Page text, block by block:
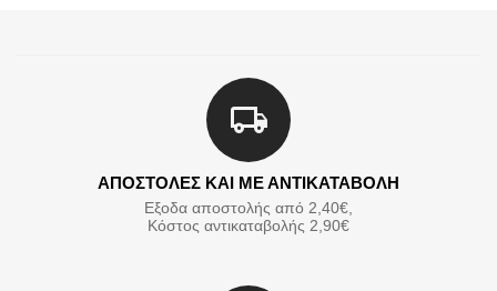
ΑΠΟΣΤΟΛΕΣ ΚΑΙ ΜΕ ΑΝΤΙΚΑΤΑΒΟΛΗ
Εξοδα αποστολής από 2,40€,
Κόστος αντικαταβολής 2,90€